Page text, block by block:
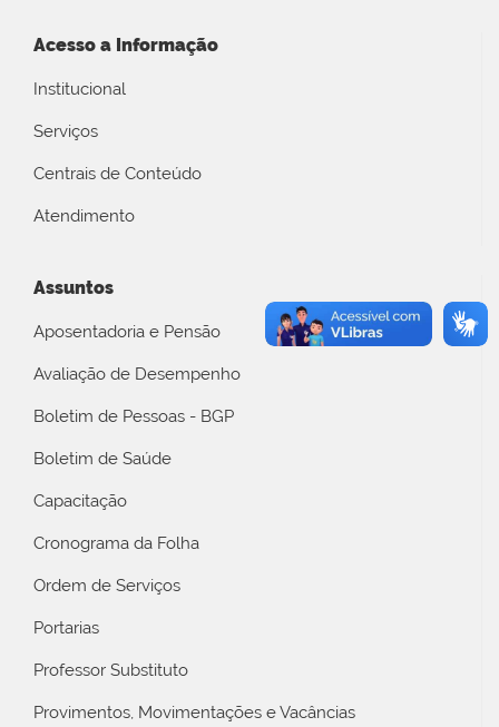
Acesso a Informação
Institucional
Serviços
Centrais de Conteúdo
Atendimento
Assuntos
Aposentadoria e Pensão
Avaliação de Desempenho
Boletim de Pessoas - BGP
Boletim de Saúde
Capacitação
Cronograma da Folha
Ordem de Serviços
Portarias
Professor Substituto
Provimentos, Movimentações e Vacâncias